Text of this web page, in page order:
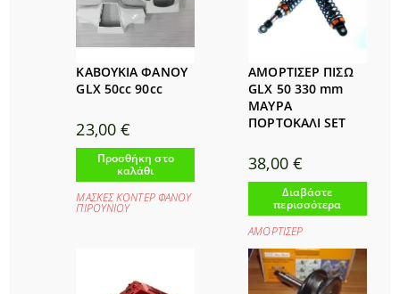
ΚΑΒΟΥΚΙΑ ΦΑΝΟΥ
GLX 50cc 90cc
23,00€
Προσθήκη στο
καλάθι
ΜΑΣΚΕΣ ΚΟΝΤΕΡ ΦΑΝΟΥ
ΠΙΡΟΥΝΙΟΥ
ΑΜΟΡΤΙΣΕΡ ΠΙΣΩ
GLX 50 330 mm
ΜΑΥΡΑ
ΠΟΡΤΟΚΑΛΙ SET
38,00 €
Διαβάστε
περισσότερα
ΑΜΟΡΤΙΣΕΡ